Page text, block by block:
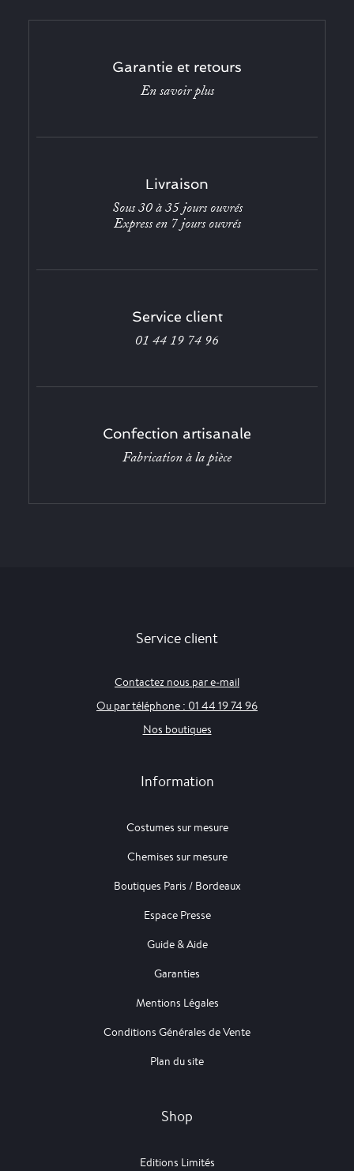
Garantie et retours
En savoir plus
Livraison
Sous 30 à 35 jours ouvrés
Express en 7 jours ouvrés
Service client
01 44 19 74 96
Confection artisanale
Fabrication à la pièce
Service client
Contactez nous par e-mail
Ou par téléphone : 01 44 19 74 96
Nos boutiques
Information
Costumes sur mesure
Chemises sur mesure
Boutiques Paris / Bordeaux
Espace Presse
Guide & Aide
Garanties
Mentions Légales
Conditions Générales de Vente
Plan du site
Shop
Editions Limités